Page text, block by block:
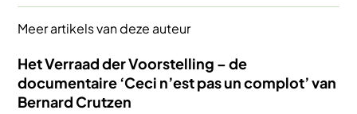
Meer artikels van deze auteur
Het Verraad der Voorstelling – de
documentaire ‘Ceci n’est pas un complot’ van
Bernard Crutzen